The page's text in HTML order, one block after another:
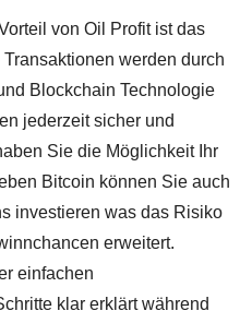
von Oil Profit ist das
werden durch
Blockchain Technologie
jederzeit sicher und
Sie die Möglichkeit Ihr
Bitcoin können Sie auch
investieren was das Risiko
erweitert.
einfachen
klar erklärt während